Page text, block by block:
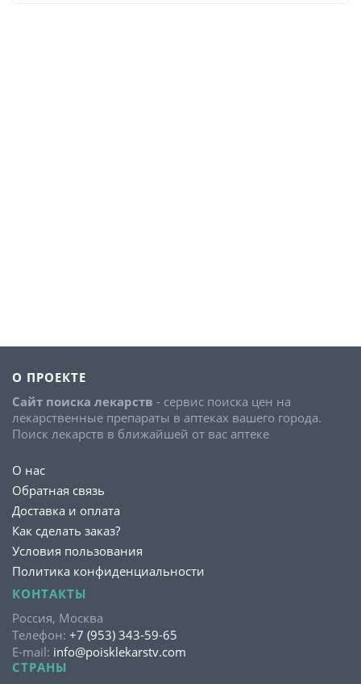
О ПРОЕКТЕ
Сайт поиска лекарств - сервис поиска цен на
лекарственные препараты в аптеках вашего города.
Поиск лекарств в ближайшей от вас аптеке
О нас
Обратная связь
Доставка и оплата
Как сделать заказ?
Условия пользования
Политика конфиденциальности
КОНТАКТЫ
Россия, Москва
Телефон: +7 (953) 343-59-65
E-mail: info@poisklekarstv.com
СТРАНЫ